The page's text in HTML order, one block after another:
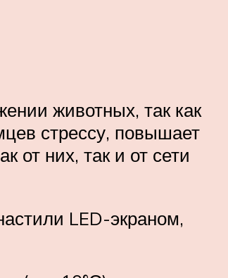
животных, так как
стрессу, повышает
от них, так и от сети
LED-экраном,